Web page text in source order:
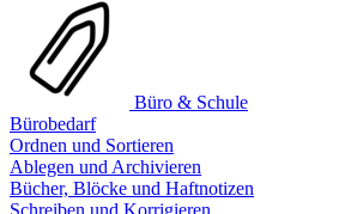
Büro & Schule
Bürobedarf
Ordnen und Sortieren
Ablegen und Archivieren
Bücher, Blöcke und Haftnotizen